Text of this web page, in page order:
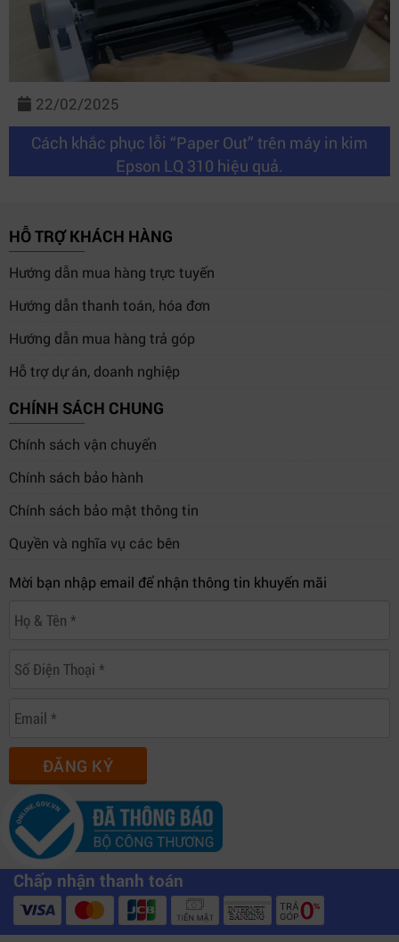
22/02/2025
Cách khắc phục lỗi “Paper Out” trên máy in kim
Epson LQ 310 hiệu quả.
HỖ TRỢ KHÁCH HÀNG
Hướng dẫn mua hàng trực tuyến
Hướng dẫn thanh toán, hóa đơn
Hướng dẫn mua hàng trả góp
Hỗ trợ dự án, doanh nghiệp
CHÍNH SÁCH CHUNG
Chính sách vận chuyển
Chính sách bảo hành
Chính sách bảo mật thông tin
Quyền và nghĩa vụ các bên
Mời bạn nhập email để nhận thông tin khuyến mãi
ĐĂNG KÝ
Chấp nhận thanh toán